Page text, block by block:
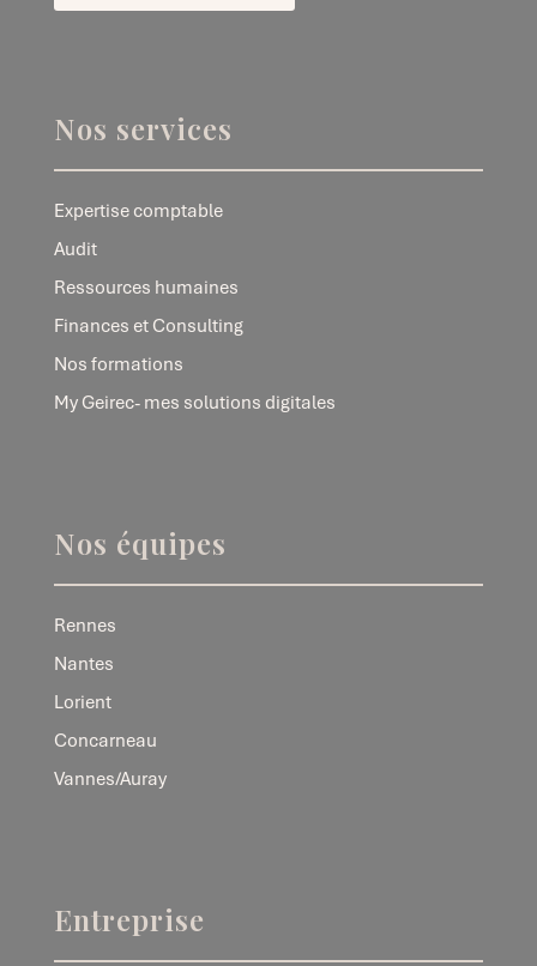
Nos services
Expertise comptable
Audit
Ressources humaines
Finances et Consulting
Nos formations
My Geirec- mes solutions digitales
Nos équipes
Rennes
Nantes
Lorient
Concarneau
Vannes/Auray
Entreprise